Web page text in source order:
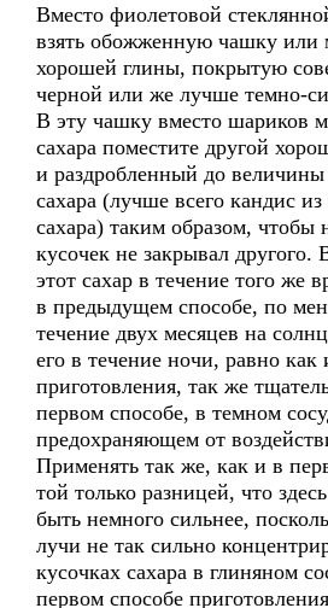
Вместо фиолетовой
взять обожженную чашку или
хорошей глины, покрытую
черной или же лучше темно-
В эту чашку вместо шариков
сахара поместите другой
и раздробленный до величины
сахара (лучше всего кандис из
сахара) таким образом, чтобы
кусочек не закрывал другого.
этот сахар в течение того же
в предыдущем способе, по
течение двух месяцев на
его в течение ночи, равно
приготовления, так же
первом способе, в темном
предохраняющем от
Применять так же, как и в
той только разницей, что
быть немного сильнее,
лучи не так сильно
кусочках сахара в глиняном
первом способе